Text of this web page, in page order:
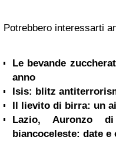
Potrebbero interessarti
Le bevande
anno
Isis: blitz
Il lievito di birra: un
Lazio, Auronzo
biancoceleste: date